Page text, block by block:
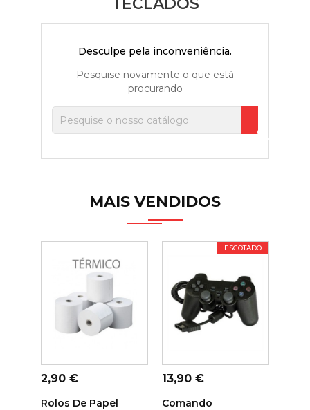
Desculpe pela inconveniência.
Pesquise novamente o que está
procurando

MAIS VENDIDOS
CARRINHO
Preço
2,90 €
Rolos De Papel
ESGOTADO
CARRINHO
Preço
13,90 €
Comando